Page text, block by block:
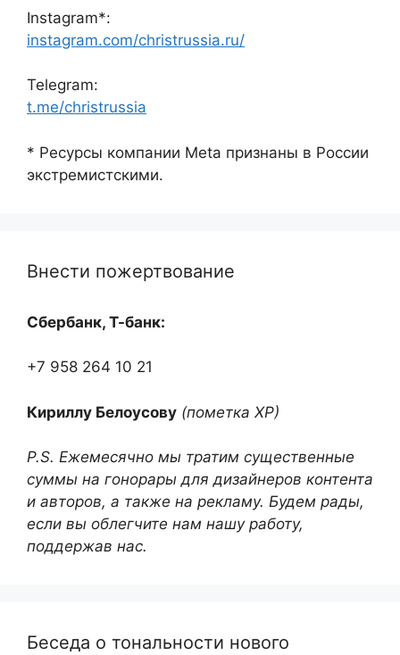
Instagram*:
instagram.com/christrussia.ru/
Telegram:
t.me/christrussia
* Ресурсы компании Meta признаны в России
экстремистскими.
Внести пожертвование
Сбербанк, Т-банк:
+7 958 264 10 21
Кириллу Белоусову (пометка ХР)
P.S. Ежемесячно мы тратим существенные
суммы на гонорары для дизайнеров контента
и авторов, а также на рекламу. Будем рады,
если вы облегчите нам нашу работу,
поддержав нас.
Беседа о тональности нового